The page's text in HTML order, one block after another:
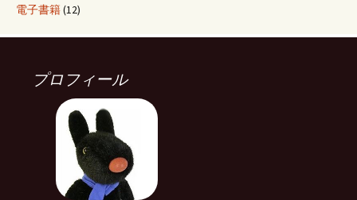
電子書籍(12)
プロフィール